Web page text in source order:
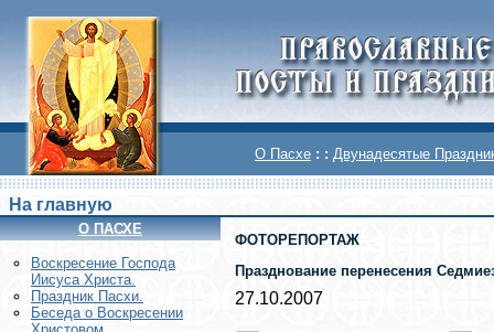
О Пасхе : : Двунадесятые
На главную
О ПАСХЕ
Воскреcение Господа
Иисуса Христа.
Праздник Пасхи.
Беседа о Воскресении
ФОТОРЕПОРТАЖ
Празднование перенесения
27.10.2007